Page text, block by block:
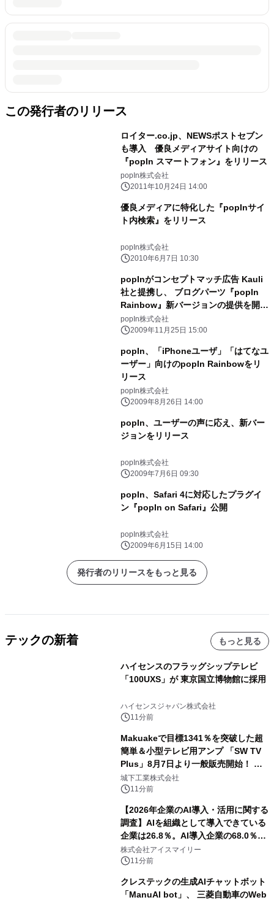
この発行者のリリース
ロイター.co.jp、NEWSポストセブン
も導入 優良メディアサイト向けの
『popIn スマートフォン』をリリース
popIn株式会社
2011年10月24日 14:00
優良メディアに特化した『popInサイ
ト内検索』をリリース
popIn株式会社
2010年6月7日 10:30
popInがコンセプトマッチ広告 Kauli
社と提携し、 ブログパーツ『popIn
Rainbow』新バージョンの提供を開
始！
popIn株式会社
2009年11月25日 15:00
popIn、「iPhoneユーザ」「はてなユ
ーザー」向けのpopIn Rainbowをリ
リース
popIn株式会社
2009年8月26日 14:00
popIn、ユーザーの声に応え、新バー
ジョンをリリース
popIn株式会社
2009年7月6日 09:30
popIn、Safari 4に対応したプラグイ
ン『popIn on Safari』公開
popIn株式会社
2009年6月15日 14:00
発行者のリリースをもっと見る
テックの新着 もっと見る
ハイセンスのフラッグシップテレビ
「100UXS」が 東京国立博物館に採用
ハイセンスジャパン株式会社
11分前
Makuakeで目標1341％を突破した超
簡単＆小型テレビ用アンプ 「SW TV
Plus」8月7日より一般販売開始！ ケ
ーブル1本つなぐだけ、テレビの音が
ぐっと豊かに
城下工業株式会社
11分前
【2026年企業のAI導入・活用に関する
調査】AIを組織として導入できている
企業は26.8％。AI導入企業の68.0％
が、自社でのAI導入・活用は「上手く
いっている」と回答
株式会社アイスマイリー
11分前
クレステックの生成AIチャットボット
「ManuAI bot」、 三菱自動車のWeb